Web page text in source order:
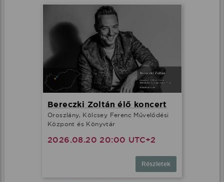
Bereczki Zoltán élő koncert
Oroszlány, Kölcsey Ferenc Művelődési
Központ és Könyvtár
2026.08.20 20:00 UTC+2
Részletek